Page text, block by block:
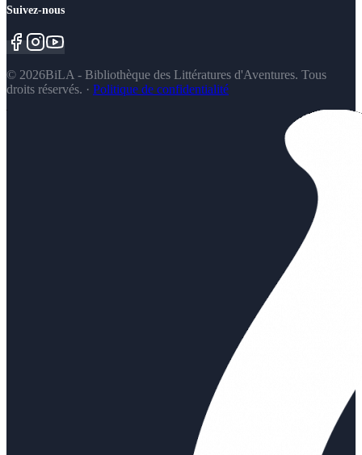
Suivez-nous
© 2026BiLA - Bibliothèque des Littératures d'Aventures. Tous
droits réservés. · Politique de confidentialité